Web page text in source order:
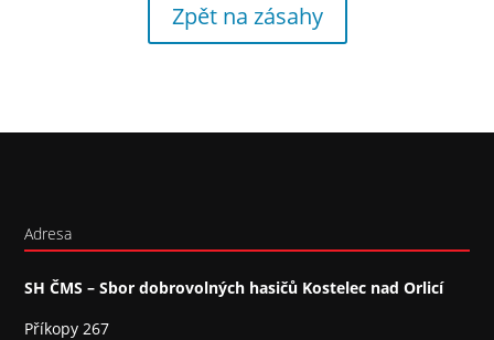
Zpět na zásahy
Adresa
SH ČMS – Sbor dobrovolných hasičů Kostelec nad Orlicí
Příkopy 267